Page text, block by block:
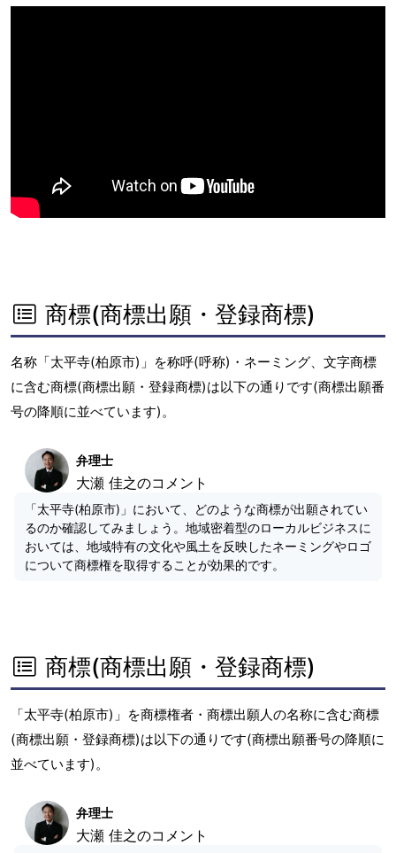
商標(商標出願・登録商標)
名称「太平寺(柏原市)」を称呼(呼称)・ネーミング、文字商標
に含む商標(商標出願・登録商標)は以下の通りです(商標出願番
号の降順に並べています)。
弁理士
大瀬 佳之のコメント
「太平寺(柏原市)」において、どのような商標が出願されてい
るのか確認してみましょう。地域密着型のローカルビジネスに
おいては、地域特有の文化や風土を反映したネーミングやロゴ
について商標権を取得することが効果的です。
商標(商標出願・登録商標)
「太平寺(柏原市)」を商標権者・商標出願人の名称に含む商標
(商標出願・登録商標)は以下の通りです(商標出願番号の降順に
並べています)。
弁理士
大瀬 佳之のコメント